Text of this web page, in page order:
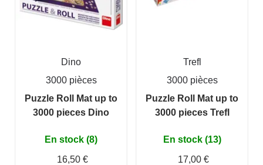
Dino
3000 pièces
Puzzle Roll Mat up to
3000 pieces Dino
En stock (8)
16,50 €
Trefl
3000 pièces
Puzzle Roll Mat up to
3000 pieces Trefl
En stock (13)
17,00 €